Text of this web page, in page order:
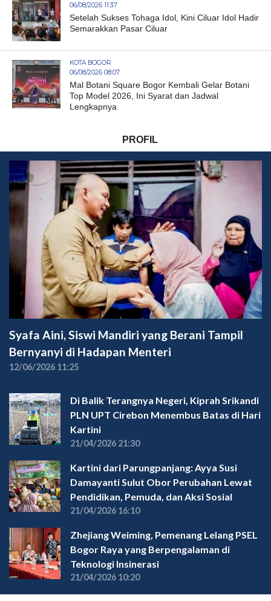
06/08/2026 11:37
Setelah Sukses Tohaga Idol, Kini Ciluar Idol Hadir
Semarakkan Pasar Ciluar
KOTA BOGOR
06/08/2026 08:07
Mal Botani Square Bogor Kembali Gelar Botani
Top Model 2026, Ini Syarat dan Jadwal
Lengkapnya
PROFIL
Syafa Aini, Siswi Mandiri yang Berani Tampil
Bernyanyi di Hadapan Menteri
12/06/2026 11:25
Di Balik Terangnya Negeri, Kiprah Srikandi
PLN UPT Cirebon Menembus Batas di Hari
Kartini
21/04/2026 21:30
Kartini dari Parungpanjang: Ayya Susi
Damayanti Sulut Obor Perubahan Lewat
Pendidikan, Pemuda, dan Aksi Sosial
21/04/2026 16:10
Zhejiang Weiming, Pemenang Lelang PSEL
Bogor Raya yang Berpengalaman di
Teknologi Insinerasi
21/04/2026 10:20